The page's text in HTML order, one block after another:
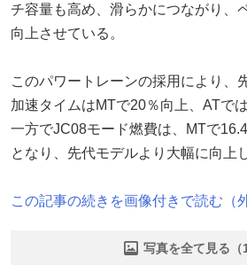
チ容量も高め、滑らかにつながり、
向上させている。
このパワートレーンの採用により、
加速タイムはMTで20％向上、ATで
一方でJC08モード燃費は、MTで
となり、先代モデルより大幅に向上
この記事の続きを画像付きで読む（
写真を全て見る（1